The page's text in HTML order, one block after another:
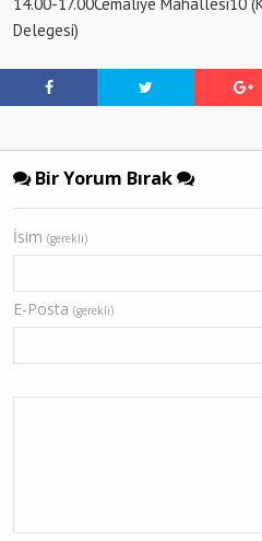
Delegesi)
Bir Yorum Bırak
İsim (gerekli)
E-Posta (gerekli)